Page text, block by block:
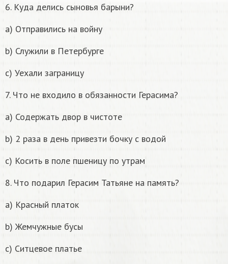
6. Куда делись сыновья барыни?
a) Отправились на войну
b) Служили в Петербурге
c) Уехали заграницу
7. Что не входило в обязанности Герасима?
a) Содержать двор в чистоте
b) 2 раза в день привезти бочку с водой
c) Косить в поле пшеницу по утрам
8. Что подарил Герасим Татьяне на память?
a) Красный платок
b) Жемчужные бусы
c) Ситцевое платье